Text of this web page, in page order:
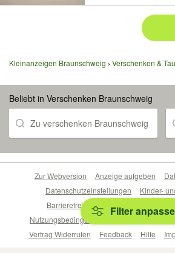
Kleinanzeigen Braunschweig Verschenken &
Beliebt in Verschenken Braunschweig
Zu verschenken Braunschweig
Filter
Zur Webversion Anzeige aufgeben
Datenschutzeinstellungen
Kinder-
Barrierefreiheitserklärung
Nutzungsbedingungen
Beliebte Suchen
Vertrag Widerrufen
Feedback Hilfe